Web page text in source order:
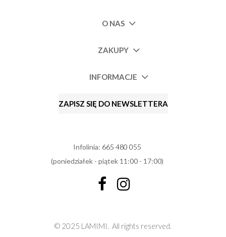
O NAS
ZAKUPY
INFORMACJE
ZAPISZ SIĘ DO NEWSLETTERA
Infolinia: 665 480 055
(poniedziałek - piątek 11:00 - 17:00)
© 2025 LAMIMI. All rights reserved.